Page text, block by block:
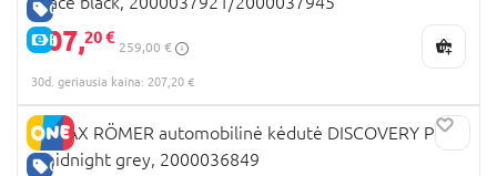
GERA KAINA
E-KAINA
207,20 €
259,00 €
30d. geriausia kaina: 207,20 €
GERA KAINA
BRITAX RÖMER automobilinė kėdutė DISCOVERY PLUS
, midnight grey, 2000036849